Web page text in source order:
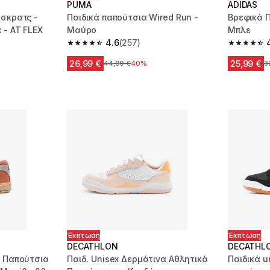
σκρατς -
AT FLEX
reviews
PUMA
Παιδικά παπούτσια Wired Run -
Μαύρο
4.6
4.6 out of 5 stars from 257 reviews
(257)
26,99 € Αρχική τιμή
44,99 €40%
ADIDAS
Βρεφικά
Μπλε
4.7 out of
25,99 €
Παπούτσια
Έκπτωση
DECATHLON
Παιδ. Unisex Δερμάτινα Αθλητικά
Έκπτωση
Παιδικά